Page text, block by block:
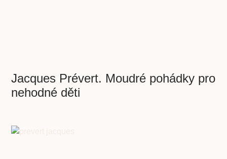
Jacques Prévert. Moudré pohádky pro
nehodné děti